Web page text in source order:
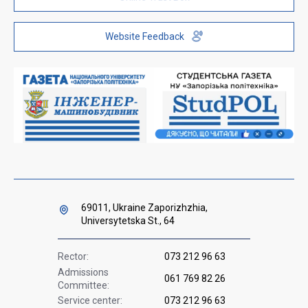
Telephone directory
Institutional repository
Youth Hub "FREETIME"
Ministry of Education and Science of Ukraine
Government hotline 1545
Website Feedback
69011, Ukraine Zaporizhzhia,
Universytetska St., 64
Rector:
073 212 96 63
Admissions
Committee:
061 769 82 26
Service center:
073 212 96 63